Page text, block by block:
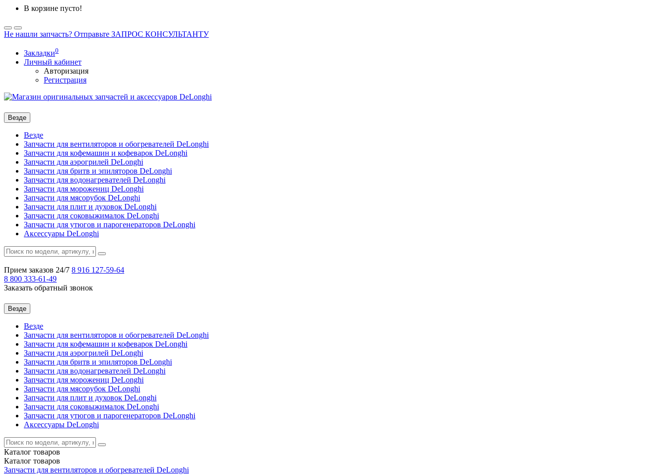
В корзине пусто!
Не нашли запчасть? Отправьте ЗАПРОС КОНСУЛЬТАНТУ
Закладки0
Личный кабинет
Авторизация
Регистрация
Везде
Везде
Запчасти для вентиляторов и обогревателей DeLonghi
Запчасти для кофемашин и кофеварок DeLonghi
Запчасти для аэрогрилей DeLonghi
Запчасти для бритв и эпиляторов DeLonghi
Запчасти для водонагревателей DeLonghi
Запчасти для морожениц DeLonghi
Запчасти для мясорубок DeLonghi
Запчасти для плит и духовок DeLonghi
Запчасти для соковыжималок DeLonghi
Запчасти для утюгов и парогенераторов DeLonghi
Аксессуары DeLonghi
Прием заказов 24/7 8 916 127-59-64
8 800 333-61-49
Заказать обратный звонок
Везде
Везде
Запчасти для вентиляторов и обогревателей DeLonghi
Запчасти для кофемашин и кофеварок DeLonghi
Запчасти для аэрогрилей DeLonghi
Запчасти для бритв и эпиляторов DeLonghi
Запчасти для водонагревателей DeLonghi
Запчасти для морожениц DeLonghi
Запчасти для мясорубок DeLonghi
Запчасти для плит и духовок DeLonghi
Запчасти для соковыжималок DeLonghi
Запчасти для утюгов и парогенераторов DeLonghi
Аксессуары DeLonghi
Каталог товаров
Каталог товаров
Запчасти для вентиляторов и обогревателей DeLonghi